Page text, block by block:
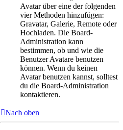
Avatar über eine der folgenden
vier Methoden hinzufügen:
Gravatar, Galerie, Remote oder
Hochladen. Die Board-
Administration kann
bestimmen, ob und wie die
Benutzer Avatare benutzen
können. Wenn du keinen
Avatar benutzen kannst, solltest
du die Board-Administration
kontaktieren.
Nach oben